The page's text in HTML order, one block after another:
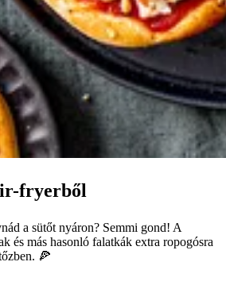
fryerből
a sütőt nyáron? Semmi gond! A
és más hasonló falatkák extra ropogósra
🍕